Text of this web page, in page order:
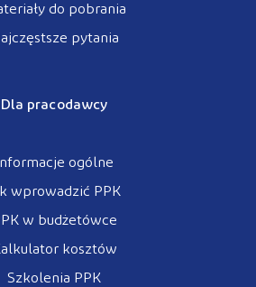
do pobrania
pytania
Dla pracodawcy
Informacje ogólne
wprowadzić PPK
w budżetówce
kosztów
Szkolenia PPK